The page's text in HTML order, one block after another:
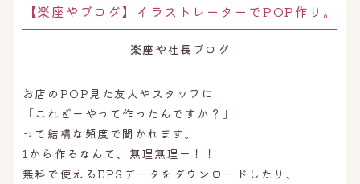
オンライン予約はこちら
【楽座やブログ】イラストレーターでPOP作り。
楽座や社長ブログ
お店のPOP見た友人やスタッフに
「これどーやって作ったんですか？」
って結構な頻度で聞かれます。
1から作るなんて、無理無理ー！！
無料で使えるEPSデータをダウンロードしたり、